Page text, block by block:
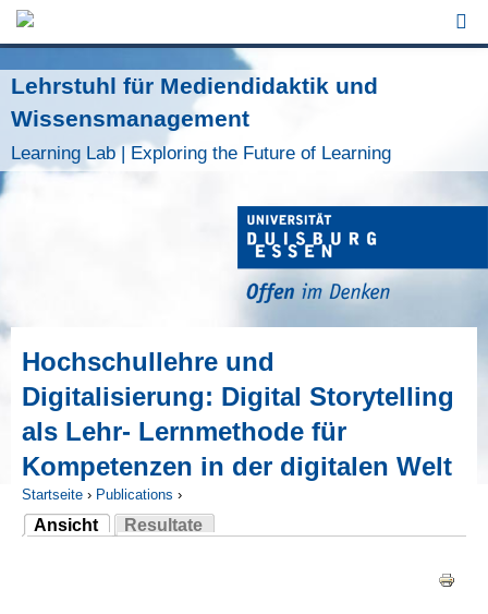
Jump to Navigation
Lehrstuhl für Mediendidaktik und
Wissensmanagement
Learning Lab | Exploring the Future of Learning
Hochschullehre und
Digitalisierung: Digital Storytelling
als Lehr- Lernmethode für
Kompetenzen in der digitalen Welt
Sie sind hier
Startseite › Publications ›
Ansicht
(aktiver Reiter)
Resultate